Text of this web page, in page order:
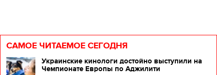
САМОЕ ЧИТАЕМОЕ СЕГОДНЯ
Украинские кинологи достойно выступили на
Чемпионате Европы по Аджилити